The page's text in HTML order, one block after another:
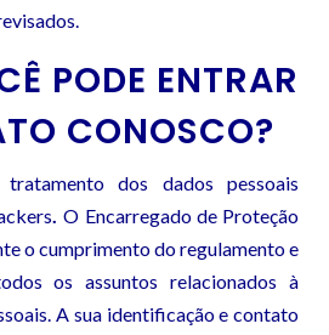
PODE ENTRAR
CONOSCO?
dos dados pessoais
. O Encarregado de Proteção
o cumprimento do regulamento e
os assuntos relacionados à
A sua identificação e contato